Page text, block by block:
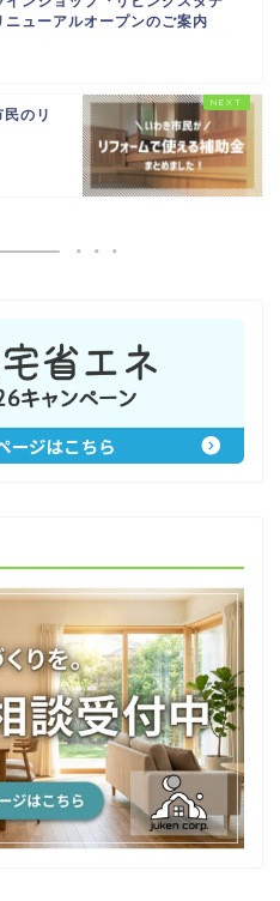
ニューアルオープンのご案内
のリ